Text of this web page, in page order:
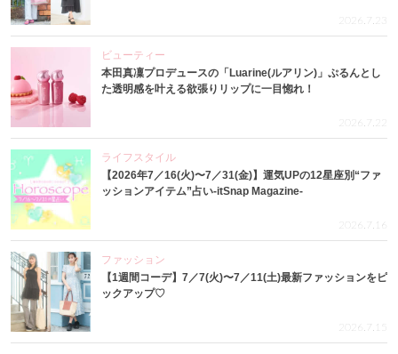
2026.7.23
ビューティー
本田真凜プロデュースの「Luarine(ルアリン)」ぷるんとし
た透明感を叶える欲張りリップに一目惚れ！
2026.7.22
ライフスタイル
【2026年7／16(火)〜7／31(金)】運気UPの12星座別“ファ
ッションアイテム”占い-itSnap Magazine-
2026.7.16
ファッション
【1週間コーデ】7／7(火)〜7／11(土)最新ファッションをピ
ックアップ♡
2026.7.15